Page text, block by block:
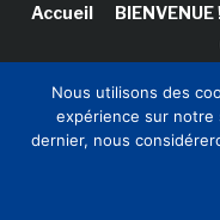
Accueil BIENVENUE
Copyright © 2026
Nous utilisons des
expérience sur notre
dernier, nous